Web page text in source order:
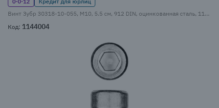
Винт Зубр 30318-10-055, М10, 5.5 см, 912 DIN, оцинкованная сталь, 115 шт., фасовка 5 кг (30318-10-055)
Код: 1144004